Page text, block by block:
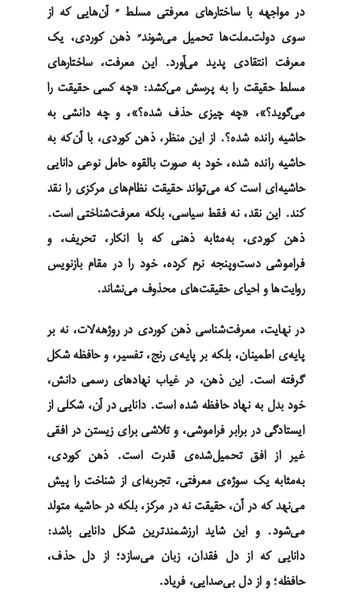
در مواجهه با ساختارهای معرفتی مسلط ” آن‌هایی که از
سوی دولت‌ـ‌ملت‌ها تحمیل می‌شوند” ذهن کوردی، یک
معرفت انتقادی پدید می‌آورد. این معرفت، ساختارهای
مسلط حقیقت را به پرسش می‌کشد: «چه کسی حقیقت را
می‌گوید؟»، «چه چیزی حذف شده؟»، و چه دانشی به
حاشیه رانده شده؟. از این منظر، ذهن کوردی، با آن‌که به
حاشیه رانده شده، خود به صورت بالقوه حامل نوعی دانایی
حاشیه‌ای است که می‌تواند حقیقت نظام‌های مرکزی را نقد
کند. این نقد، نه فقط سیاسی، بلکه معرفت‌شناختی است.
ذهن کوردی، به‌مثابه ذهنی که با انکار، تحریف، و
فراموشی دست‌وپنجه نرم کرده، خود را در مقام بازنویس
روایت‌ها و احیای حقیقت‌های محذوف می‌نشاند.
در نهایت، معرفت‌شناسی ذهن کوردی در روژهەلات، نه بر
پایه‌ی اطمینان، بلکه بر پایه‌ی رنج، تفسیر، و حافظه شکل
گرفته است. این ذهن، در غیاب نهادهای رسمی دانش،
خود بدل به نهاد حافظه شده است. دانایی در آن، شکلی از
ایستادگی در برابر فراموشی، و تلاشی برای زیستن در افقی
غیر از افق تحمیل‌شده‌ی قدرت است. ذهن کوردی،
به‌مثابه یک سوژه‌ی معرفتی، تجربه‌ای از شناخت را پیش
می‌نهد که در آن، حقیقت نه در مرکز، بلکه در حاشیه متولد
می‌شود. و این شاید ارزشمندترین شکل دانایی باشد:
دانایی‌ که از دل فقدان، زبان می‌سازد؛ از دل حذف،
حافظه؛ و از دل بی‌صدایی، فریاد.